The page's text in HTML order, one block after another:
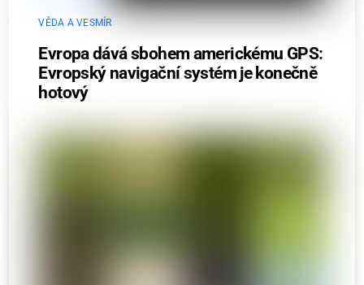
VĚDA A VESMÍR
Evropa dává sbohem americkému GPS:
Evropský navigační systém je konečně
hotový